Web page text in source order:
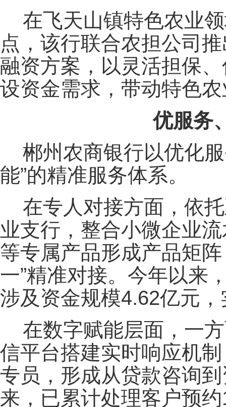
在飞天山镇特色农业
点，该行联合农担公司
融资方案，以灵活担保
设资金需求，带动特色
优服务
郴州农商银行以优化
能”的精准服务体系。
在专人对接方面，依
业支行，整合小微企业
等专属产品形成产品矩
一”精准对接。今年以来
涉及资金规模4.62亿元
在数字赋能层面，一
信平台搭建实时响应机
专员，形成从贷款咨询
来，已累计处理客户预